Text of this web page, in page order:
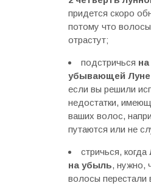
придется скоро
потому что
отрастут;
подстричься на
убывающей Луне
если вы решили
недостатки,
ваших волос,
путаются или не
стричься, когда
на убыль, нужно,
волосы перестали